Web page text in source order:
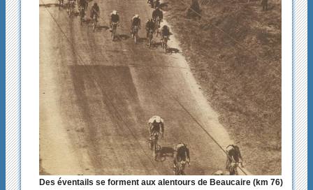
Des éventails se forment aux alentours de Beaucaire (km 76)